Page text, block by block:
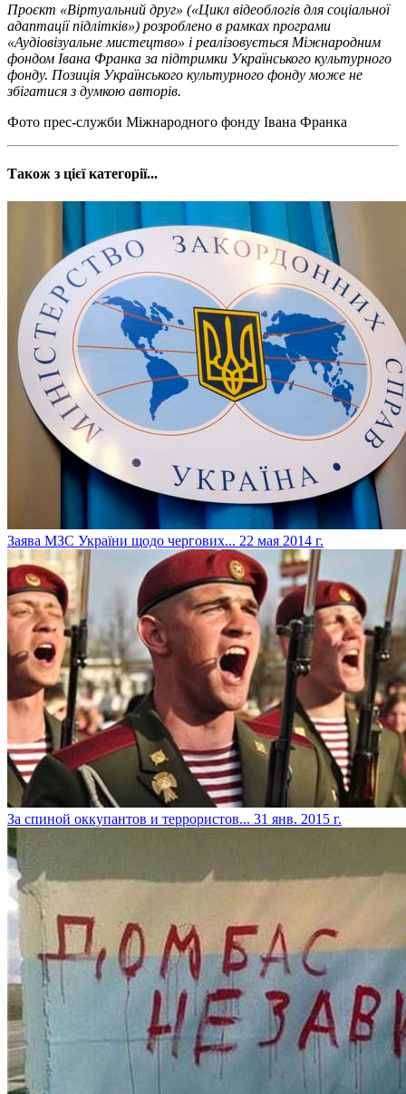
Проєкт «Віртуальний друг» («Цикл відеоблогів для соціальної
адаптації підлітків») розроблено в рамках програми
«Аудіовізуальне мистецтво» і реалізовується Міжнародним
фондом Івана Франка за підтримки Українського культурного
фонду. Позиція Українського культурного фонду може не
збігатися з думкою авторів.
Фото прес-служби Міжнародного фонду Івана Франка
Також з цієї категорії...
Заява МЗС України щодо чергових... 22 мая 2014 г.
За спиной оккупантов и террористов... 31 янв. 2015 г.